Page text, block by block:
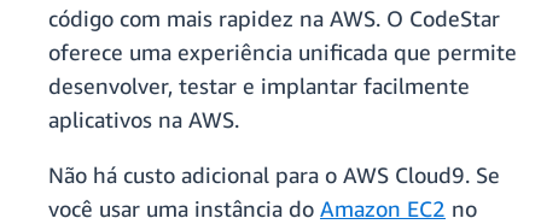
código com mais rapidez na AWS. O CodeStar
oferece uma experiência unificada que permite
desenvolver, testar e implantar facilmente
aplicativos na AWS.
Não há custo adicional para o AWS Cloud9. Se
você usar uma instância do Amazon EC2 no